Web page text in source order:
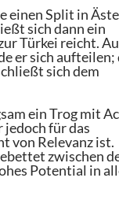
einen Split in Äste
sich dann ein
Türkei reicht.
er sich aufteilen;
sich dem
ein Trog mit
für das
von Relevanz ist.
zwischen
Potential in